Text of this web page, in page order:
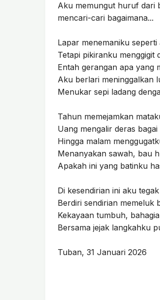
Aku memungut huruf dari
mencari-cari bagaimana...
Lapar menemaniku seperti
Tetapi pikiranku menggigit
Entah gerangan apa yang
Aku berlari meninggalkan
Menukar sepi ladang
Tahun memejamkan
Uang mengalir deras
Hingga malam
Menanyakan sawah, bau
Apakah ini yang batinku
Di kesendirian ini aku
Berdiri sendirian memeluk
Kekayaan tumbuh,
Bersama jejak langkahku
Tuban, 31 Januari 2026